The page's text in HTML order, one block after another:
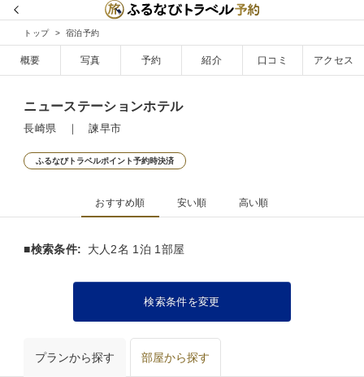
トップ 宿泊予約
概要 写真 予約 紹介 口コミ アクセス
ニューステーションホテル
長崎県 ｜ 諫早市
ふるなびトラベルポイント予約時決済
おすすめ順 安い順 高い順
■検索条件: 大人2名 1泊 1部屋
検索条件を変更
プランから探す 部屋から探す